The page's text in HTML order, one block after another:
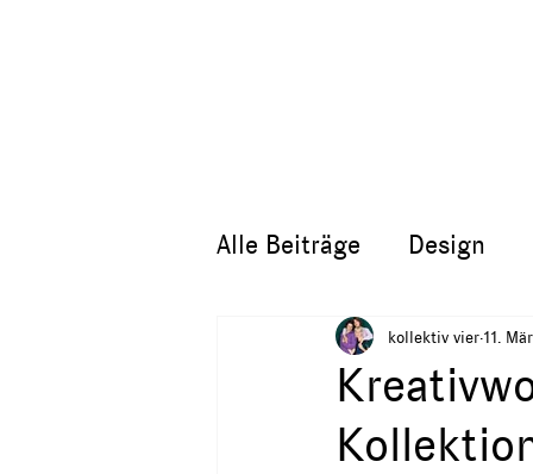
Alle Beiträge Design
kollektiv vier 11.